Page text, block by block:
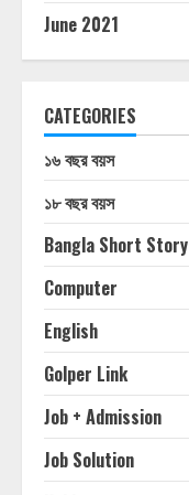
June 2021
CATEGORIES
১৬ বছর বয়স
১৮ বছর বয়স
Bangla Short Story
Computer
English
Golper Link
Job + Admission
Job Solution